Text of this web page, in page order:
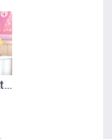
De Speelgoeddokter